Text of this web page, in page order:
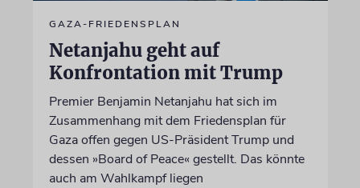
GAZA-FRIEDENSPLAN
Netanjahu geht auf
Konfrontation mit Trump
Premier Benjamin Netanjahu hat sich im
Zusammenhang mit dem Friedensplan für
Gaza offen gegen US-Präsident Trump und
dessen »Board of Peace« gestellt. Das könnte
auch am Wahlkampf liegen